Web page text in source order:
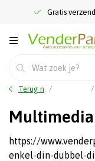
Gratis
Terug naar home
https://
enkel-din-dubbel-